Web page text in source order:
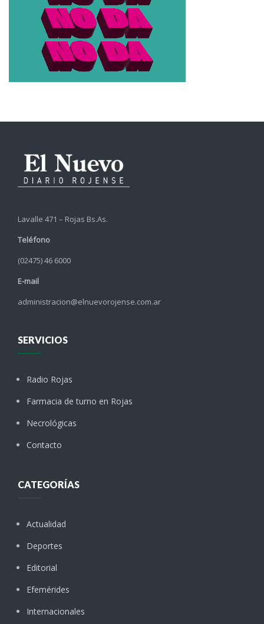
Lavalle 471 – Rojas Bs.As.
Teléfono
(02475) 46 6000
E-mail
administracion@elnuevorojense.com.ar
SERVICIOS
Radio Rojas
Farmacia de turno en Rojas
Necrológicas
Contacto
CATEGORÍAS
Actualidad
Deportes
Editorial
Efemérides
Internacionales